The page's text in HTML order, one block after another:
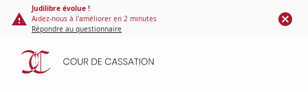
Panneau de gestion des cookies
contenu
principal
Judilibre évolue !
Aidez-nous à l'améliorer en 2 minutes
Répondre au questionnaire